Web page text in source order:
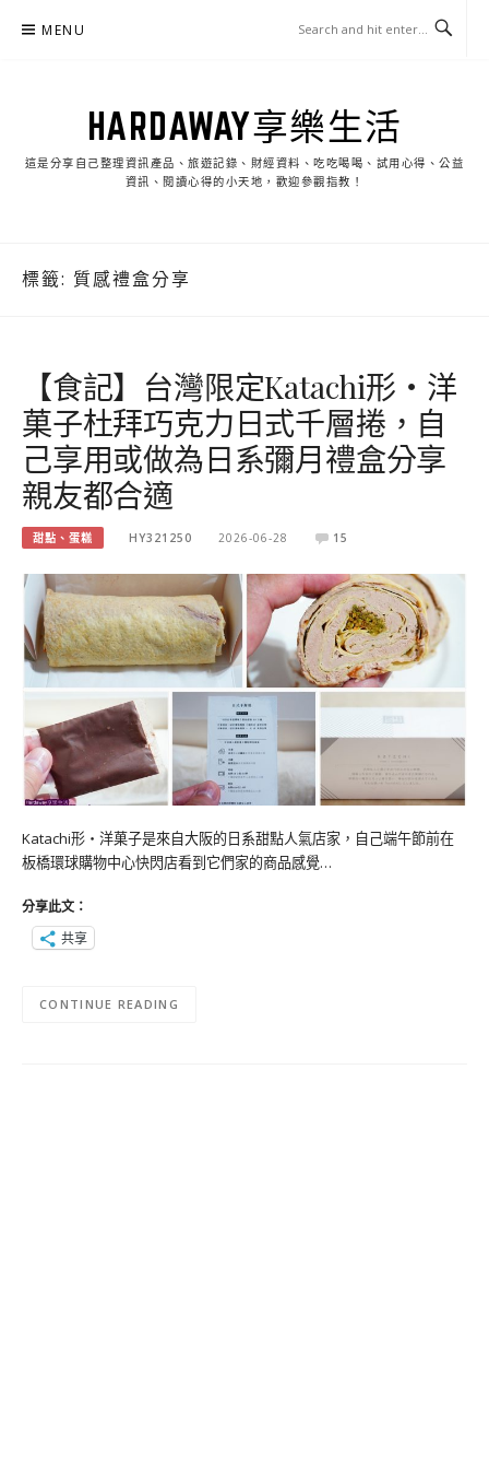
MENU
HARDAWAY享樂生活
這是分享自己整理資訊產品、旅遊記錄、財經資料、吃吃喝喝、試用心得、公益
資訊、閱讀心得的小天地，歡迎參觀指教！
標籤: 質感禮盒分享
【食記】台灣限定Katachi形‧洋
菓子杜拜巧克力日式千層捲，自
己享用或做為日系彌月禮盒分享
親友都合適
甜點、蛋糕 HY321250 2026-06-28 15
Katachi形‧洋菓子是來自大阪的日系甜點人氣店家，自己端午節前在
板橋環球購物中心快閃店看到它們家的商品感覺…
分享此文：
共享
CONTINUE READING